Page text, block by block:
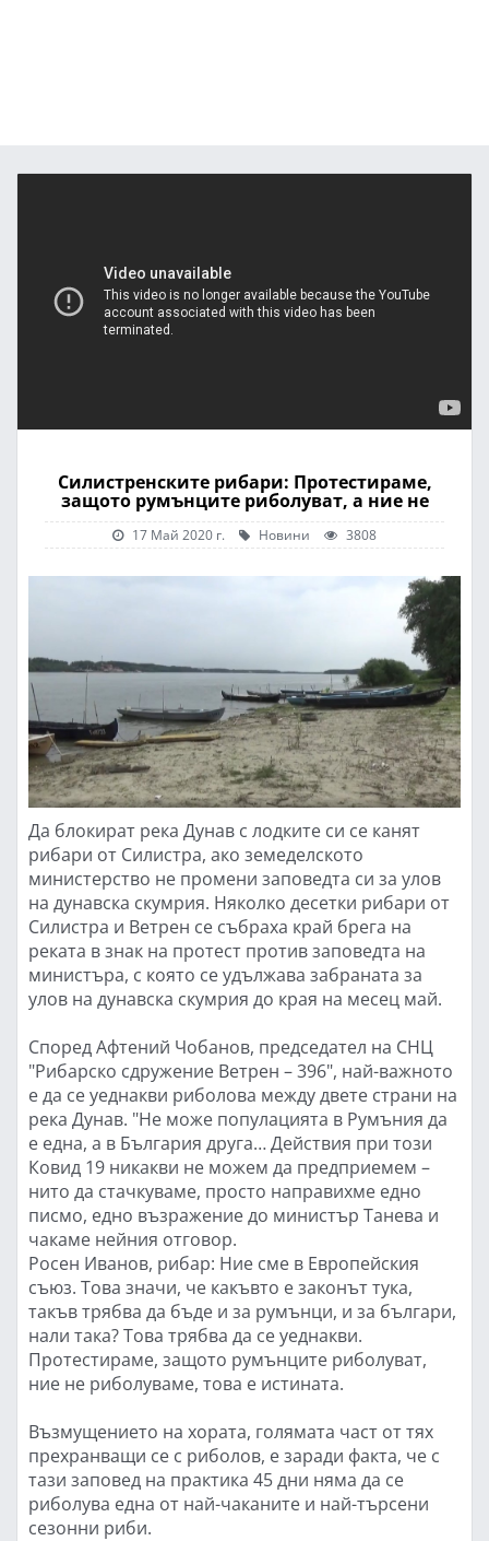
Силистренските рибари: Протестираме,
защото румънците риболуват, а ние не
17 Май 2020 г. Новини 3808
Да блокират река Дунав с лодките си се канят
рибари от Силистра, ако земеделското
министерство не промени заповедта си за улов
на дунавска скумрия. Няколко десетки рибари от
Силистра и Ветрен се събраха край брега на
реката в знак на протест против заповедта на
министъра, с която се удължава забраната за
улов на дунавска скумрия до края на месец май.
Според Афтений Чобанов, председател на СНЦ
"Рибарско сдружение Ветрен – 396", най-важното
е да се уеднакви риболова между двете страни на
река Дунав. "Не може популацията в Румъния да
е една, а в България друга… Действия при този
Ковид 19 никакви не можем да предприемем –
нито да стачкуваме, просто направихме едно
писмо, едно възражение до министър Танева и
чакаме нейния отговор.
Росен Иванов, рибар: Ние сме в Европейския
съюз. Това значи, че какъвто е законът тука,
такъв трябва да бъде и за румънци, и за българи,
нали така? Това трябва да се уеднакви.
Протестираме, защото румънците риболуват,
ние не риболуваме, това е истината.
Възмущението на хората, голямата част от тях
прехранващи се с риболов, е заради факта, че с
тази заповед на практика 45 дни няма да се
риболува една от най-чаканите и най-търсени
сезонни риби.